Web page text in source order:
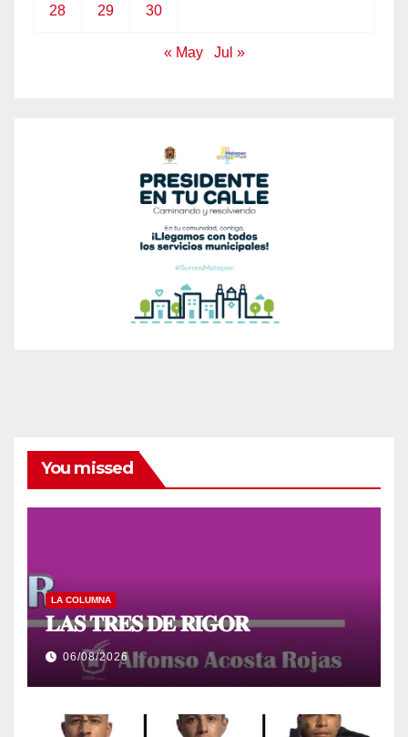
28 29 30
« May Jul »
You missed
LA COLUMNA
𝐋𝐀𝐒 𝐓𝐑𝐄𝐒 𝐃𝐄 𝐑𝐈𝐆𝐎𝐑
06/08/2026